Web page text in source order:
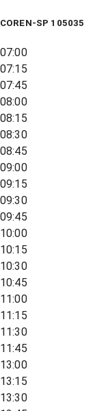
COREN-SP 105035
07:00
07:15
07:45
08:00
08:15
08:30
08:45
09:00
09:15
09:30
09:45
10:00
10:15
10:30
10:45
11:00
11:15
11:30
11:45
13:00
13:15
13:30